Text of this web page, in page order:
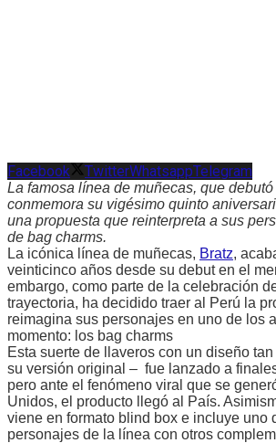
Facebook TwitterWhatsappTelegram
La famosa línea de muñecas, que debutó
conmemora su vigésimo quinto
una propuesta que reinterpreta a sus
de bag charms.
La icónica línea de muñecas, Bratz,
veinticinco años desde su debut en el
embargo, como parte de la celebración
trayectoria, ha decidido traer al Perú la
reimagina sus personajes en uno de los
momento: los bag charms
Esta suerte de llaveros con un diseño
su versión original – fue lanzado a
pero ante el fenómeno viral que se
Unidos, el producto llegó al País.
viene en formato blind box e incluye uno
personajes de la línea con otros